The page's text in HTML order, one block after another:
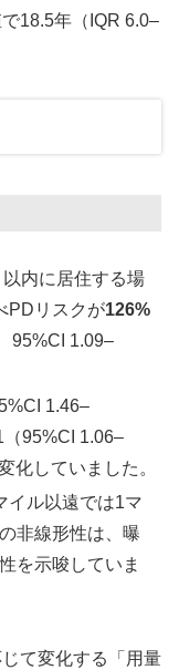
18.5年（IQR 6.0–
内に居住する場
PDリスクが126%
95%CI 1.09–
1.46–
95%CI 1.06–
化していました。
イル以遠では1マ
非線形性は、曝
を示唆していま
て変化する「用量